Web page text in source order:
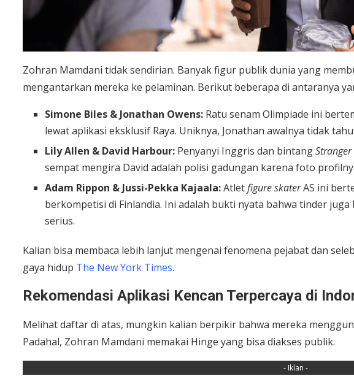
Zohran Mamdani tidak sendirian. Banyak figur publik dunia yang
mengantarkan mereka ke pelaminan. Berikut beberapa di antaranya
Simone Biles & Jonathan Owens: Ratu senam Olimpiade ini
lewat aplikasi eksklusif Raya. Uniknya, Jonathan awalnya tidak
Lily Allen & David Harbour: Penyanyi Inggris dan bintangStranger
sempat mengira David adalah polisi gadungan karena foto
Adam Rippon & Jussi-Pekka Kajaala:Atletfigure skaterAS ini
berkompetisi di Finlandia. Ini adalah bukti nyata bahwa tinder
serius.
Kalian bisa membaca lebih lanjut mengenai fenomena pejabat dan
gaya hidup The New York Times.
Rekomendasi Aplikasi Kencan Terpercaya di
Melihat daftar di atas, mungkin kalian berpikir bahwa mereka
Padahal, Zohran Mamdani memakai Hinge yang bisa diakses publik.
- Iklan -